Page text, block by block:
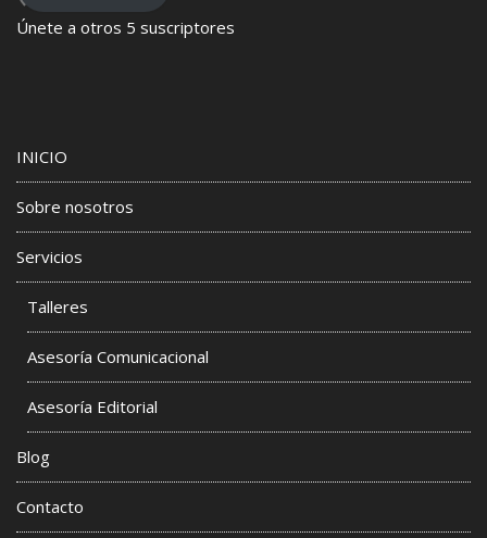
Únete a otros 5 suscriptores
INICIO
Sobre nosotros
Servicios
Talleres
Asesoría Comunicacional
Asesoría Editorial
Blog
Contacto